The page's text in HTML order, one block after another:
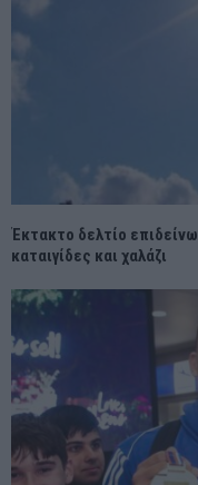
Έκτακτο δελτίο
καταιγίδες και χαλάζι